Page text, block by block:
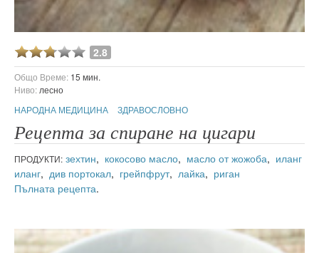
2.8
Общо Време: 15 мин.
Ниво: лесно
НАРОДНА МЕДИЦИНА
ЗДРАВОСЛОВНО
Рецепта за спиране на цигари
ПРОДУКТИ: зехтин, кокосово масло, масло от жожоба, иланг
иланг, див портокал, грейпфрут, лайка, риган
Пълната рецепта.